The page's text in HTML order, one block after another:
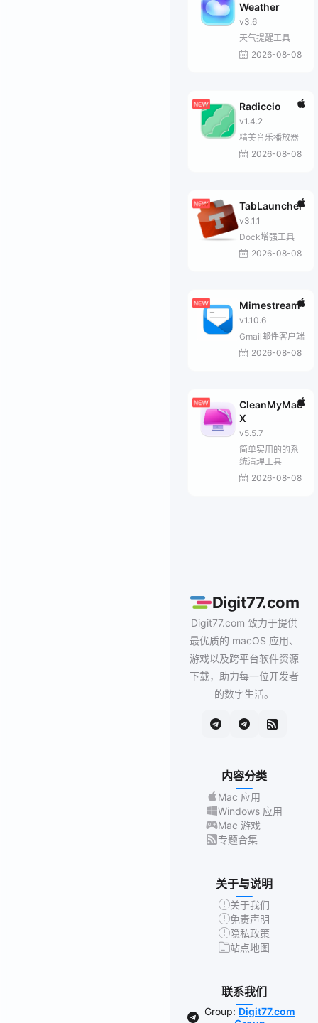
Weather
v3.6
天气提醒工具
2026-08-08
Radiccio
v1.4.2
精美音乐播放器
2026-08-08
TabLauncher
v3.1.1
Dock增强工具
2026-08-08
Mimestream
v1.10.6
Gmail邮件客户端
2026-08-08
CleanMyMac
X
v5.5.7
简单实用的的系
统清理工具
2026-08-08
Digit77.com
Digit77.com 致力于提供
最优质的 macOS 应用、
游戏以及跨平台软件资源
下载，助力每一位开发者
的数字生活。
内容分类
Mac 应用
Windows 应用
Mac 游戏
专题合集
关于与说明
关于我们
免责声明
隐私政策
站点地图
联系我们
Group: Digit77.com